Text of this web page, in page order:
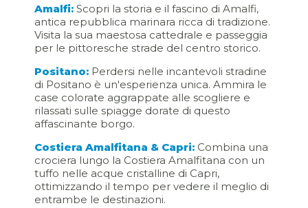
Amalfi: Scopri la storia e il fascino di Amalfi,
antica repubblica marinara ricca di tradizione.
Visita la sua maestosa cattedrale e passeggia
per le pittoresche strade del centro storico.
Positano: Perdersi nelle incantevoli stradine
di Positano è un'esperienza unica. Ammira le
case colorate aggrappate alle scogliere e
rilassati sulle spiagge dorate di questo
affascinante borgo.
Costiera Amalfitana & Capri: Combina una
crociera lungo la Costiera Amalfitana con un
tuffo nelle acque cristalline di Capri,
ottimizzando il tempo per vedere il meglio di
entrambe le destinazioni.